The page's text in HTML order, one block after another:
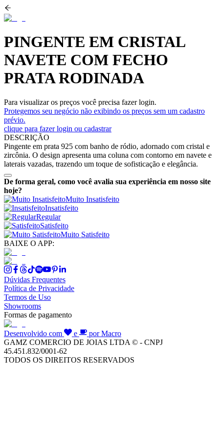
PINGENTE EM CRISTAL
NAVETE COM FECHO
PRATA RODINADA
Para visualizar os preços você precisa fazer login.
Protegemos seu negócio não exibindo os preços sem um cadastro
prévio.
clique para fazer login ou cadastrar
DESCRIÇÃO
Pingente em prata 925 com banho de ródio, adornado com cristal e
zircônia. O design apresenta uma coluna com contorno em navete e
laterais vazadas, trazendo um toque de sofisticação e elegância.
De forma geral, como você avalia sua experiência em nosso site
hoje?
Muito Insatisfeito
Insatisfeito
Regular
Satisfeito
Muito Satisfeito
BAIXE O APP:
Dúvidas Frequentes
Política de Privacidade
Termos de Uso
Showrooms
Formas de pagamento
Desenvolvido com e
por Macro
GAMZ COMERCIO DE JOIAS LTDA © - CNPJ
45.451.832/0001-62
TODOS OS DIREITOS RESERVADOS